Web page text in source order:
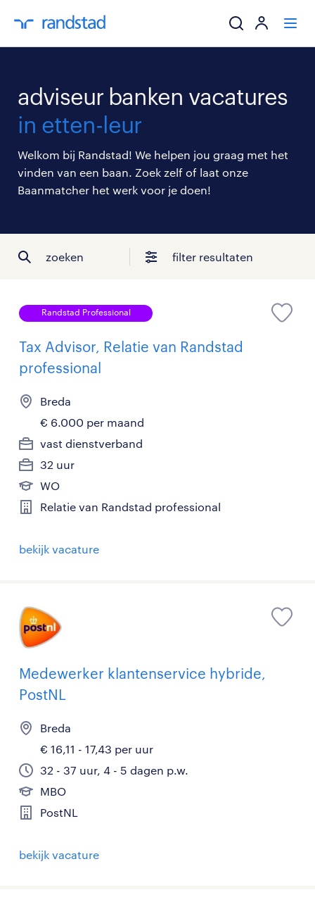
mijn carrière
over randstad
adviseur banken vacatures
in etten-leur
Welkom bij Randstad! We helpen jou graag met het
vinden van een baan. Zoek zelf of laat onze
Baanmatcher het werk voor je doen!
zoeken filter resultaten
Randstad Professional
Tax Advisor, Relatie van Randstad
professional
Breda
€ 6.000 per maand
vast dienstverband
32 uur
WO
Relatie van Randstad professional
bekijk vacature
Medewerker klantenservice hybride,
PostNL
Breda
€ 16,11 - 17,43 per uur
32 - 37 uur, 4 - 5 dagen p.w.
MBO
PostNL
bekijk vacature